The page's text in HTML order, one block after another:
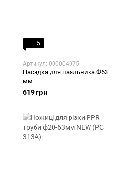
5
Артикул: 000004075
Насадка для паяльника Ф63
мм
619 грн